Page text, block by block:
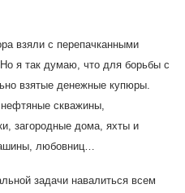
взяли с перепачканными
я так думаю, что для борьбы с
взятые денежные купюры.
скважины,
загородные дома, яхты и
любовниц…
задачи навалиться всем